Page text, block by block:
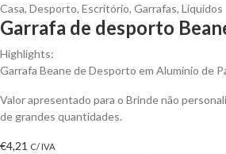
Casa, Desporto, Escritório, Garrafas, Líquidos
Garrafa de desporto
Highlights:
Garrafa Beane de Desporto em Alumínio de
Valor apresentado para o Brinde não
de grandes quantidades.
€4,21 C/ IVA